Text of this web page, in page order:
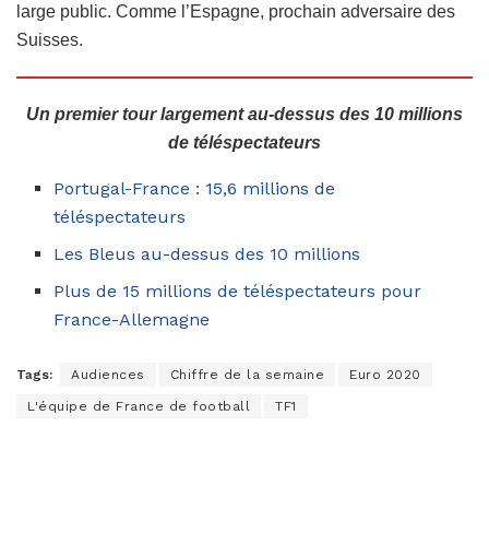
large public. Comme l’Espagne, prochain adversaire des
Suisses.
Un premier tour largement au-dessus des 10 millions
de téléspectateurs
Portugal-France : 15,6 millions de
téléspectateurs
Les Bleus au-dessus des 10 millions
Plus de 15 millions de téléspectateurs pour
France-Allemagne
Tags: Audiences Chiffre de la semaine Euro 2020
L'équipe de France de football TF1